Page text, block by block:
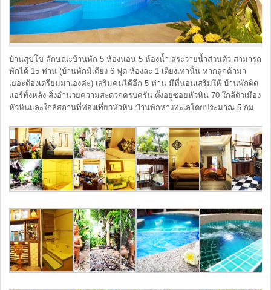
บ้านสุขโข ลักษณะบ้านพัก 5 ห้องนอน 5 ห้องน้ำ สระว่ายน้ำส่วนตัว สามารถ
พักได้ 15 ท่าน (บ้านพักมีเตียง 6 ฟุต ห้องละ 1 เตียงเท่านั้น หากลูกค้ามา
เยอะต้องเตรียมมาเองค่ะ) เสริมคนได้อีก 5 ท่าน มีที่นอนเสริมให้ บ้านพักติด
แอร์ทั้งหลัง สิ่งอำนวยความสะดวกครบครัน ตั้งอยู่ซอยหัวหิน 70 ใกล้ตัวเมือง
หัวหินและใกล้สถานที่ท่องเที่ยวหัวหิน บ้านพักห่างทะเลโดยประมาณ 5 กม.